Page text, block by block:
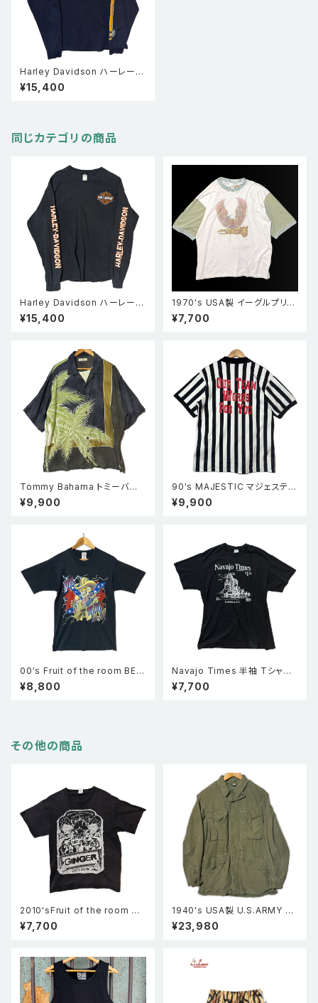
Harley Davidson ハーレー・
ダビッドソン OKLAHOMA 長袖
Tシャツ 袖プリント ロンT 紺
¥15,400
同じカテゴリの商品
Harley Davidson ハーレー・
ダビッドソン PORT CITY 長袖
Tシャツ 袖プリント ロンT 黒 X
¥15,400
1970's USA製 イーグルプリン
ト 五分袖 ボーダーリブ Tシャツ
¥7,700
Tommy Bahama トミーバハ
マ シルク アロハシャツ L
¥9,900
90's MAJESTIC マジェスティ
ック ストライプ 半袖シャツ レフ
ェリーシャツ L
¥9,900
00's Fruit of the room BES
T スカル サンダー サザンクロス
プリント 半袖 Tシャツ 黒 M
¥8,800
Navajo Times 半袖 Tシャツ
黒 XL
¥7,700
その他の商品
2010'sFruit of the room フ
ルーツオブザルーム Ginger ジ
ンジャー Tシャツ ロックT バン
¥7,700
1940's USA製 U.S.ARMY 米
軍実物 M-1943 m43 フィール
¥23,980